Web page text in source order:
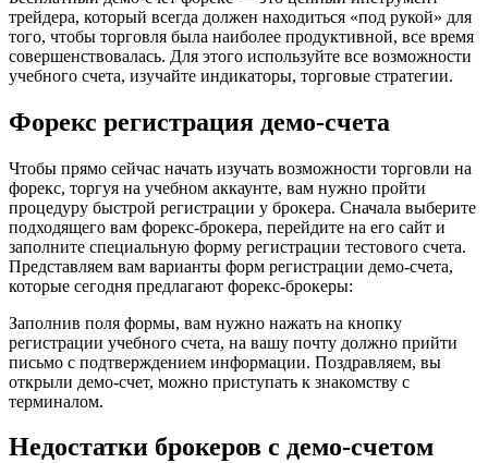
трейдера, который всегда должен находиться «под рукой» для
того, чтобы торговля была наиболее продуктивной, все время
совершенствовалась. Для этого используйте все возможности
учебного счета, изучайте индикаторы, торговые стратегии.
Форекс регистрация демо-счета
Чтобы прямо сейчас начать изучать возможности торговли на
форекс, торгуя на учебном аккаунте, вам нужно пройти
процедуру быстрой регистрации у брокера. Сначала выберите
подходящего вам форекс-брокера, перейдите на его сайт и
заполните специальную форму регистрации тестового счета.
Представляем вам варианты форм регистрации демо-счета,
которые сегодня предлагают форекс-брокеры:
Заполнив поля формы, вам нужно нажать на кнопку
регистрации учебного счета, на вашу почту должно прийти
письмо с подтверждением информации. Поздравляем, вы
открыли демо-счет, можно приступать к знакомству с
терминалом.
Недостатки брокеров с демо-счетом